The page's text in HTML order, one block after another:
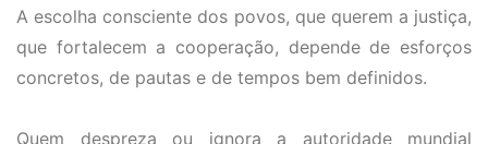
A escolha consciente dos povos, que querem a justiça,
que fortalecem a cooperação, depende de esforços
concretos, de pautas e de tempos bem definidos.
Quem despreza ou ignora a autoridade mundial